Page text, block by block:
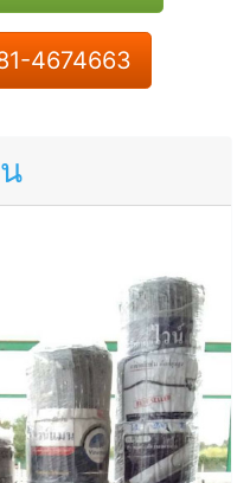
4674663